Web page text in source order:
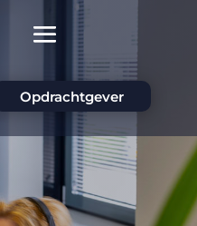
Opdrachtgever